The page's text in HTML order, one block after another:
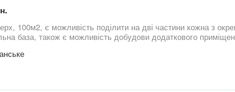
100м2, є можливість поділити на дві частини кожна з
база, також є можливість добудови додаткового